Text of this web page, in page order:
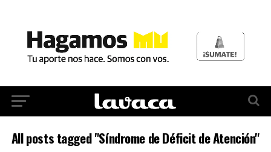
All posts tagged "Síndrome de Déficit de Atención"